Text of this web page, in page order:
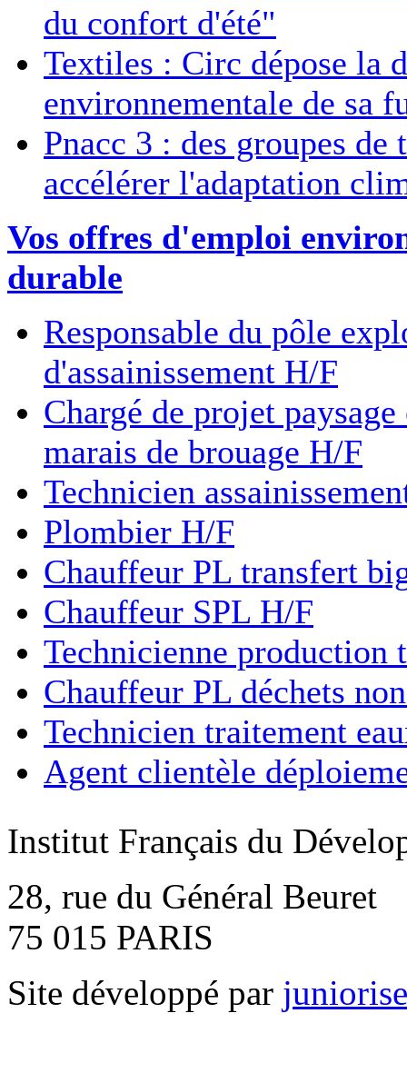
du confort d'été"
Textiles : Circ dépose la
environnementale de sa
Pnacc 3 : des groupes
accélérer l'adaptation
Vos offres d'emploi
durable
Responsable du pôle
d'assainissement H/F
Chargé de projet
marais de brouage H/F
Technicien
Plombier H/F
Chauffeur PL transfert
Chauffeur SPL H/F
Technicienne production
Chauffeur PL déchets
Technicien traitement
Agent clientèle
Institut Français du
28, rue du Général Beuret
75 015 PARIS
Site développé par